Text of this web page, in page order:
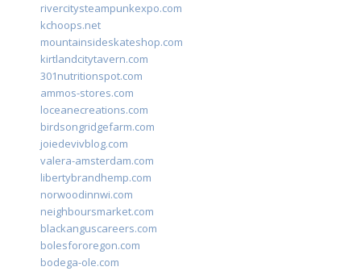
rivercitysteampunkexpo.com
kchoops.net
mountainsideskateshop.com
kirtlandcitytavern.com
301nutritionspot.com
ammos-stores.com
loceanecreations.com
birdsongridgefarm.com
joiedevivblog.com
valera-amsterdam.com
libertybrandhemp.com
norwoodinnwi.com
neighboursmarket.com
blackanguscareers.com
bolesfororegon.com
bodega-ole.com